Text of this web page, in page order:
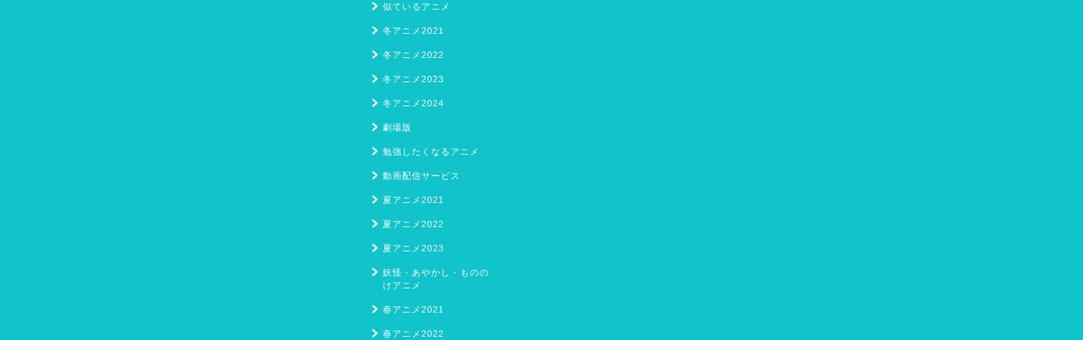
似ているアニメ
冬アニメ2021
冬アニメ2022
冬アニメ2023
冬アニメ2024
劇場版
勉強したくなるアニメ
動画配信サービス
夏アニメ2021
夏アニメ2022
夏アニメ2023
妖怪・あやかし・ものの
けアニメ
春アニメ2021
春アニメ2022